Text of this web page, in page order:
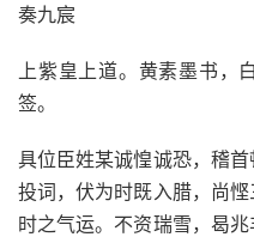
奏九宸
上紫皇上道。黄素墨书，
签。
具位臣姓某诚惶诚恐，稽首
投词，伏为时既入腊，尚
时之气运。不资瑞雪，曷